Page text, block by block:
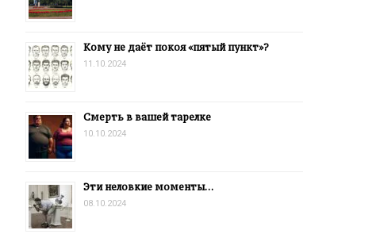
Кому не даёт покоя «пятый пункт»?
11.10.2024
Смерть в вашей тарелке
10.10.2024
Эти неловкие моменты…
08.10.2024